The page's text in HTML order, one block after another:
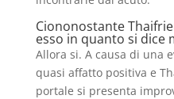
Ciononostante
esso in quanto si dice
Allora si. A causa di una
quasi affatto positiva e
portale si presenta